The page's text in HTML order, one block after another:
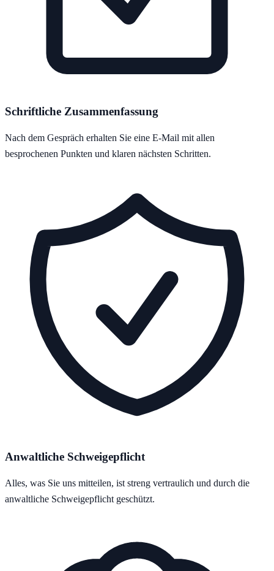
Schriftliche Zusammenfassung
Nach dem Gespräch erhalten Sie eine E-Mail mit allen
besprochenen Punkten und klaren nächsten Schritten.
Anwaltliche Schweigepflicht
Alles, was Sie uns mitteilen, ist streng vertraulich und durch die
anwaltliche Schweigepflicht geschützt.